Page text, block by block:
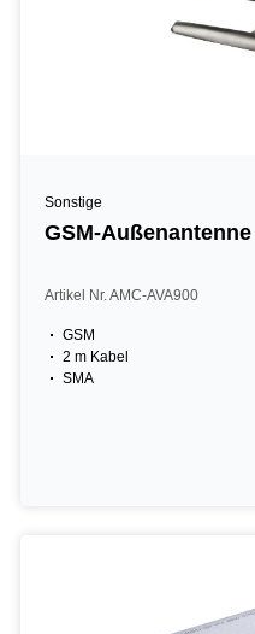
Sonstige
GSM-Außenantenne
Artikel Nr. AMC-AVA900
GSM
2 m Kabel
SMA